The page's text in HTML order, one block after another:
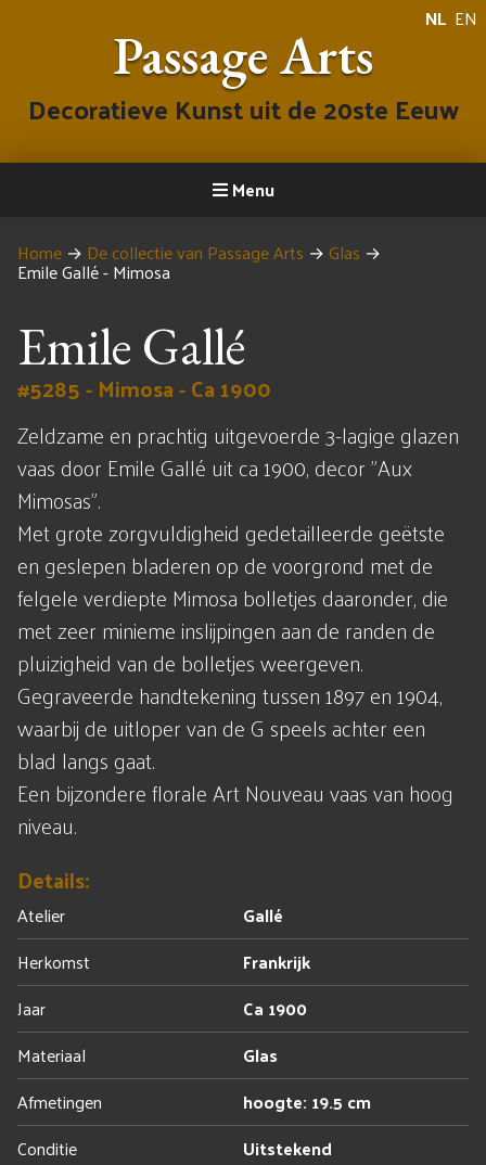
NL EN
Passage Arts
Decoratieve Kunst uit de 20ste Eeuw
Menu
Home → De collectie van Passage Arts → Glas →
Emile Gallé - Mimosa
Emile Gallé
#5285 - Mimosa - Ca 1900
Zeldzame en prachtig uitgevoerde 3-lagige glazen
vaas door Emile Gallé uit ca 1900, decor "Aux
Mimosas".
Met grote zorgvuldigheid gedetailleerde geëtste
en geslepen bladeren op de voorgrond met de
felgele verdiepte Mimosa bolletjes daaronder, die
met zeer minieme inslijpingen aan de randen de
pluizigheid van de bolletjes weergeven.
Gegraveerde handtekening tussen 1897 en 1904,
waarbij de uitloper van de G speels achter een
blad langs gaat.
Een bijzondere florale Art Nouveau vaas van hoog
niveau.
Details:
Atelier
Gallé
Herkomst
Frankrijk
Jaar
Ca 1900
Materiaal
Glas
Afmetingen
hoogte: 19.5 cm
Conditie
Uitstekend